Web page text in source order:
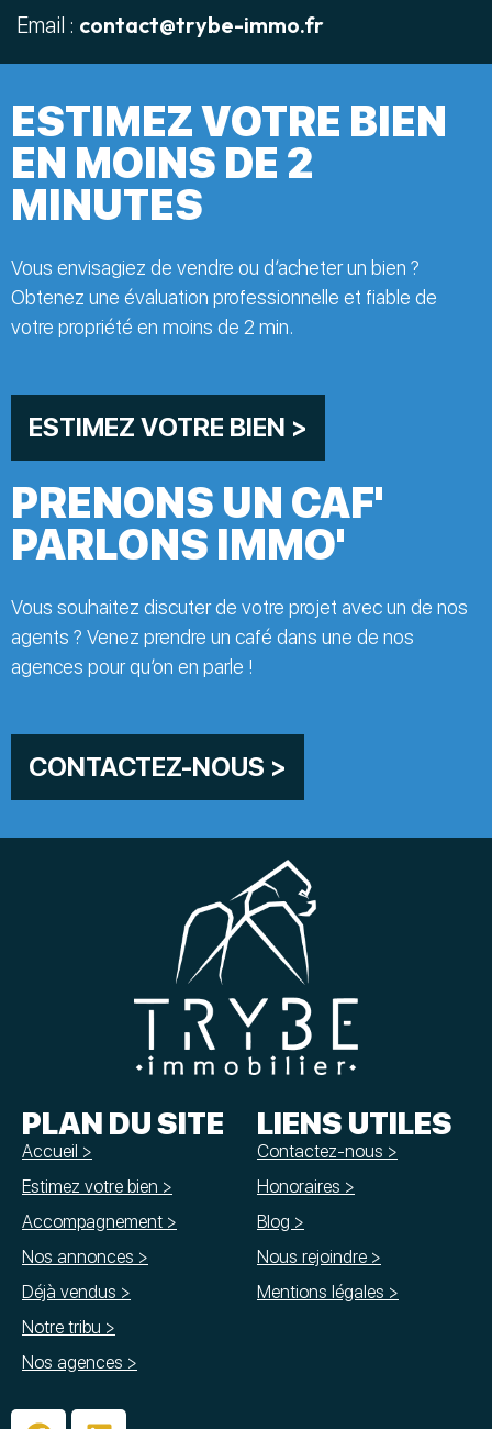
Email : contact@trybe-immo.fr
PRENONS UN CAF'
PARLONS IMMO'
Vous souhaitez discuter de votre projet avec un de nos
agents ? Venez prendre un café dans une de nos
agences pour qu’on en parle !
CONTACTEZ-NOUS >
ESTIMEZ VOTRE BIEN
EN MOINS DE 2
MINUTES
Vous envisagiez de vendre ou d’acheter un bien ?
Obtenez une évaluation professionnelle et fiable de
votre propriété en moins de 2 min.
ESTIMEZ VOTRE BIEN >
PLAN DU SITE
Accueil >
Estimez votre bien >
Accompagnement >
Nos annonces >
Déjà vendus >
Notre tribu >
Nos agences >
LIENS UTILES
Contactez-nous >
Honoraires >
Blog >
Nous rejoindre >
Mentions légales >